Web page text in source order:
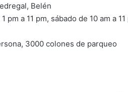
Belén
pm a 11 pm, sábado de 10 am a
3000 colones de parqueo